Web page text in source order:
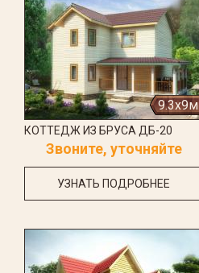
9.3x9м
КОТТЕДЖ ИЗ БРУСА ДБ-20
Звоните, уточняйте
УЗНАТЬ ПОДРОБНЕЕ